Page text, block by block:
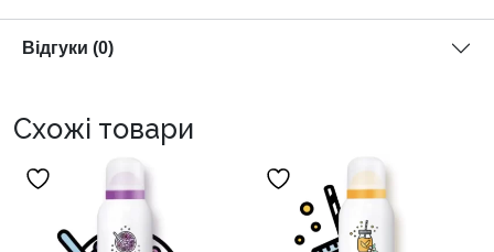
Відгуки (0)
Схожі товари